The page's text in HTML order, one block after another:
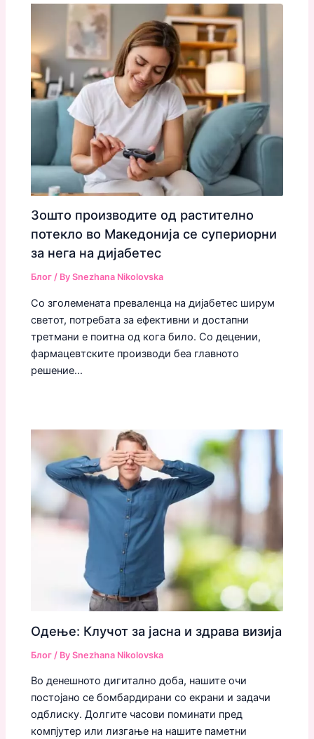
Зошто производите од растително
потекло во Македонија се супериорни
за нега на дијабетес
Блог / BySnezhana Nikolovska
Со зголемената преваленца на дијабетес ширум
светот, потребата за ефективни и достапни
третмани е поитна од кога било. Со децении,
фармацевтските производи беа главното
решение…
Одење: Клучот за јасна и здрава визија
Блог / BySnezhana Nikolovska
Во денешното дигитално доба, нашите очи
постојано се бомбардирани со екрани и задачи
одблиску. Долгите часови поминати пред
компјутер или лизгање на нашите паметни